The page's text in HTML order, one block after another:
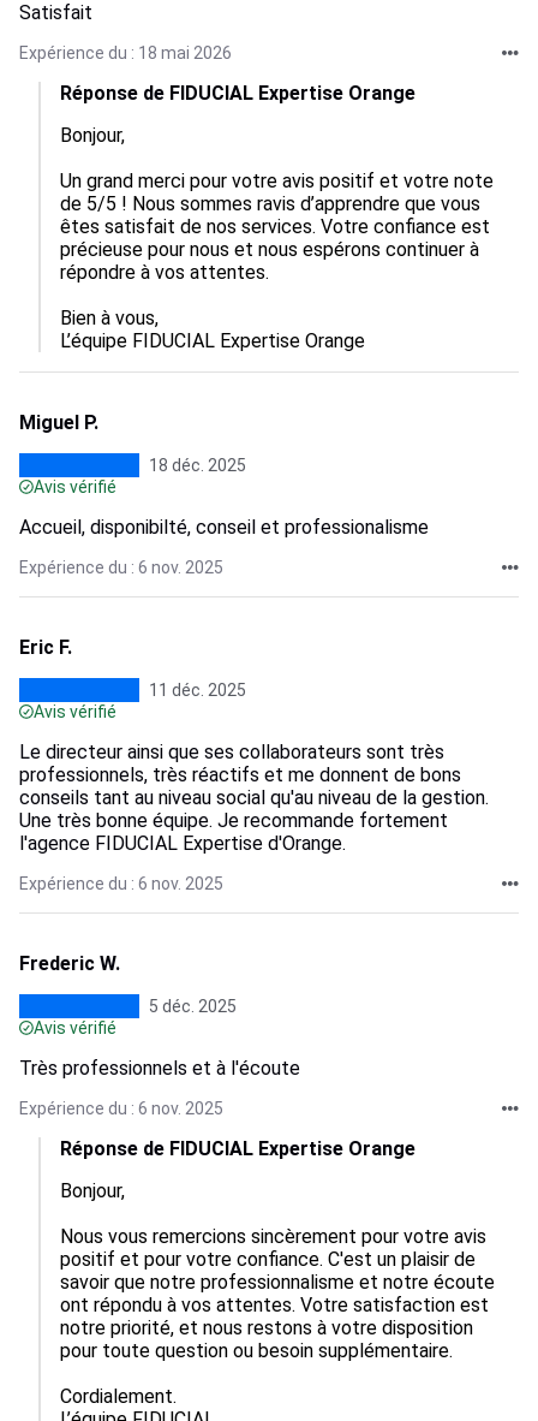
Satisfait
Expérience du : 18 mai 2026
Réponse de FIDUCIAL Expertise Orange
Bonjour,
Un grand merci pour votre avis positif et votre note
de 5/5 ! Nous sommes ravis d’apprendre que vous
êtes satisfait de nos services. Votre confiance est
précieuse pour nous et nous espérons continuer à
répondre à vos attentes.
Bien à vous,
L’équipe FIDUCIAL Expertise Orange
Miguel P.
18 déc. 2025
Avis vérifié
Accueil, disponibilté, conseil et professionalisme
Expérience du : 6 nov. 2025
Eric F.
11 déc. 2025
Avis vérifié
Le directeur ainsi que ses collaborateurs sont très
professionnels, très réactifs et me donnent de bons
conseils tant au niveau social qu'au niveau de la gestion.
Une très bonne équipe. Je recommande fortement
l'agence FIDUCIAL Expertise d'Orange.
Expérience du : 6 nov. 2025
Frederic W.
5 déc. 2025
Avis vérifié
Très professionnels et à l'écoute
Expérience du : 6 nov. 2025
Réponse de FIDUCIAL Expertise Orange
Bonjour,
Nous vous remercions sincèrement pour votre avis
positif et pour votre confiance. C'est un plaisir de
savoir que notre professionnalisme et notre écoute
ont répondu à vos attentes. Votre satisfaction est
notre priorité, et nous restons à votre disposition
pour toute question ou besoin supplémentaire.
Cordialement.